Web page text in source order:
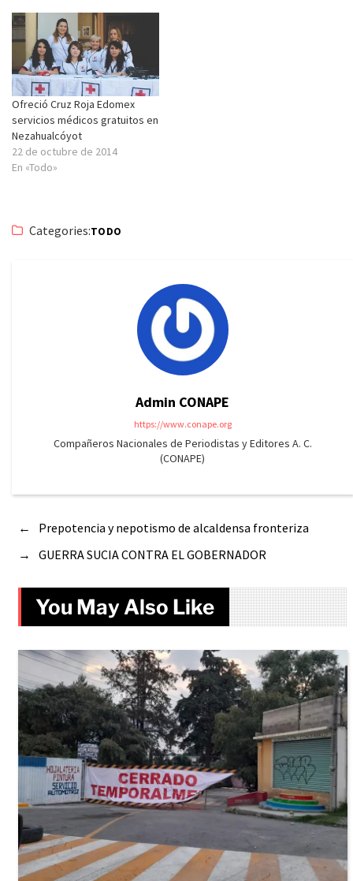
Ofreció Cruz Roja Edomex
servicios médicos gratuitos en
Nezahualcóyot
22 de octubre de 2014
En «Todo»
Categories:TODO
Admin CONAPE
https://www.conape.org
Compañeros Nacionales de Periodistas y Editores A. C.
(CONAPE)
←
Prepotencia y nepotismo de alcaldensa fronteriza
→
GUERRA SUCIA CONTRA EL GOBERNADOR
You May Also Like